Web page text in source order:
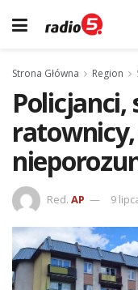
Strona Główna Region
Policjanci,
Red. AP 9